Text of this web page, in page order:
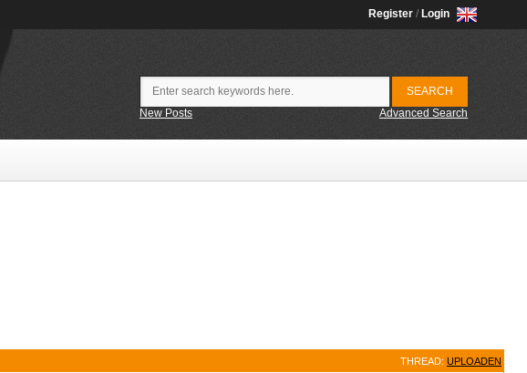
Register / Login
New Posts Advanced Search
THREAD: UPLOADEN